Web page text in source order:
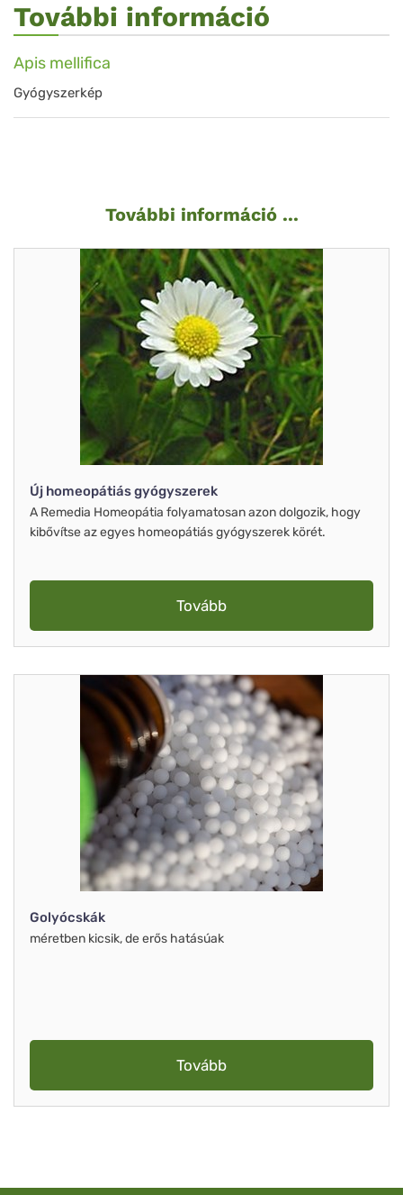
További információ
Apis mellifica
Gyógyszerkép
További információ ...
Új homeopátiás gyógyszerek
A Remedia Homeopátia folyamatosan azon dolgozik, hogy
kibővítse az egyes homeopátiás gyógyszerek körét.
Tovább
Golyócskák
méretben kicsik, de erős hatásúak
Tovább